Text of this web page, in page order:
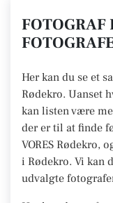
FOTOGRAF
Her kan du se et
Rødekro. Uanset
kan listen være
der er til at finde
VORES Rødekro,
i Rødekro. Vi kan
udvalgte